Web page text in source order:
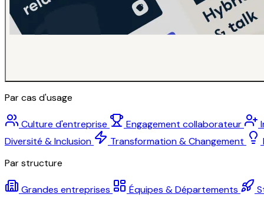
Par cas d'usage
Culture d'entreprise Engagement collaborateur
Diversité & Inclusion
Transformation & Changement
Par structure
Grandes entreprises Équipes & Départements